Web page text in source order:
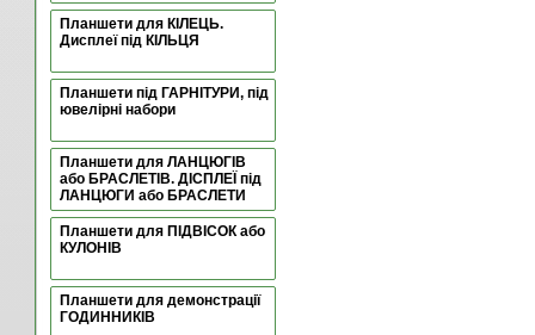
Планшети для КІЛЕЦЬ.
Дисплеї під КІЛЬЦЯ
Планшети під ГАРНІТУРИ, під
ювелірні набори
Планшети для ЛАНЦЮГІВ
або БРАСЛЕТІВ. ДІСПЛЕЇ під
ЛАНЦЮГИ або БРАСЛЕТИ
Планшети для ПІДВІСОК або
КУЛОНІВ
Планшети для демонстрації
ГОДИННИКІВ